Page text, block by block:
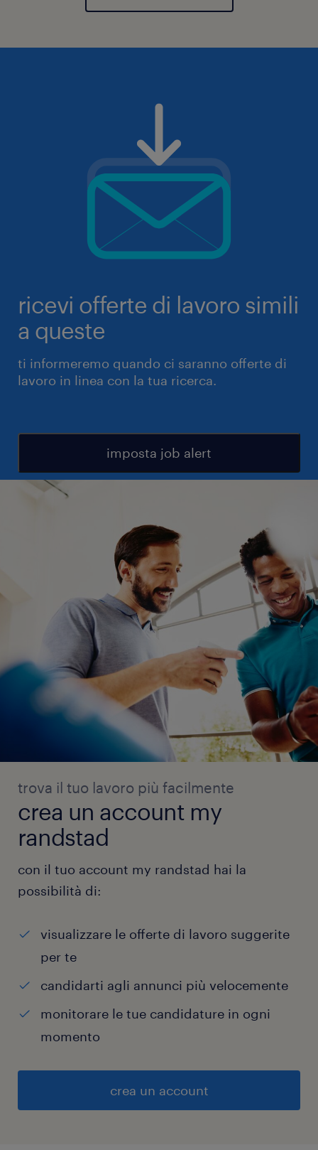
ricevi offerte di lavoro simili
a queste
ti informeremo quando ci saranno offerte di
lavoro in linea con la tua ricerca.
imposta job alert
trova il tuo lavoro più facilmente
crea un account my
randstad
con il tuo account my randstad hai la
possibilità di:
visualizzare le offerte di lavoro suggerite
per te
candidarti agli annunci più velocemente
monitorare le tue candidature in ogni
momento
crea un account